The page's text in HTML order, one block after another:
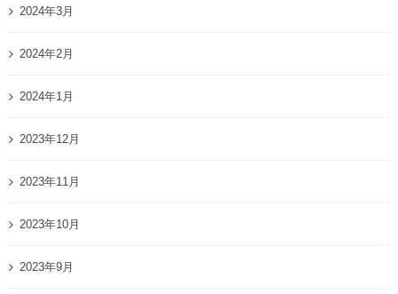
2024年3月
2024年2月
2024年1月
2023年12月
2023年11月
2023年10月
2023年9月